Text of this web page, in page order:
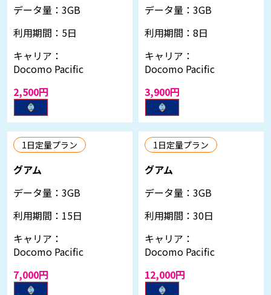
データ量： 3GB
利用期間： 5日
キャリア：
Docomo Pacific
2,500円
データ量： 3GB
利用期間： 8日
キャリア：
Docomo Pacific
3,900円
1日定量プラン
グアム
データ量： 3GB
利用期間： 15日
キャリア：
Docomo Pacific
7,000円
1日定量プラン
グアム
データ量： 3GB
利用期間： 30日
キャリア：
Docomo Pacific
12,000円